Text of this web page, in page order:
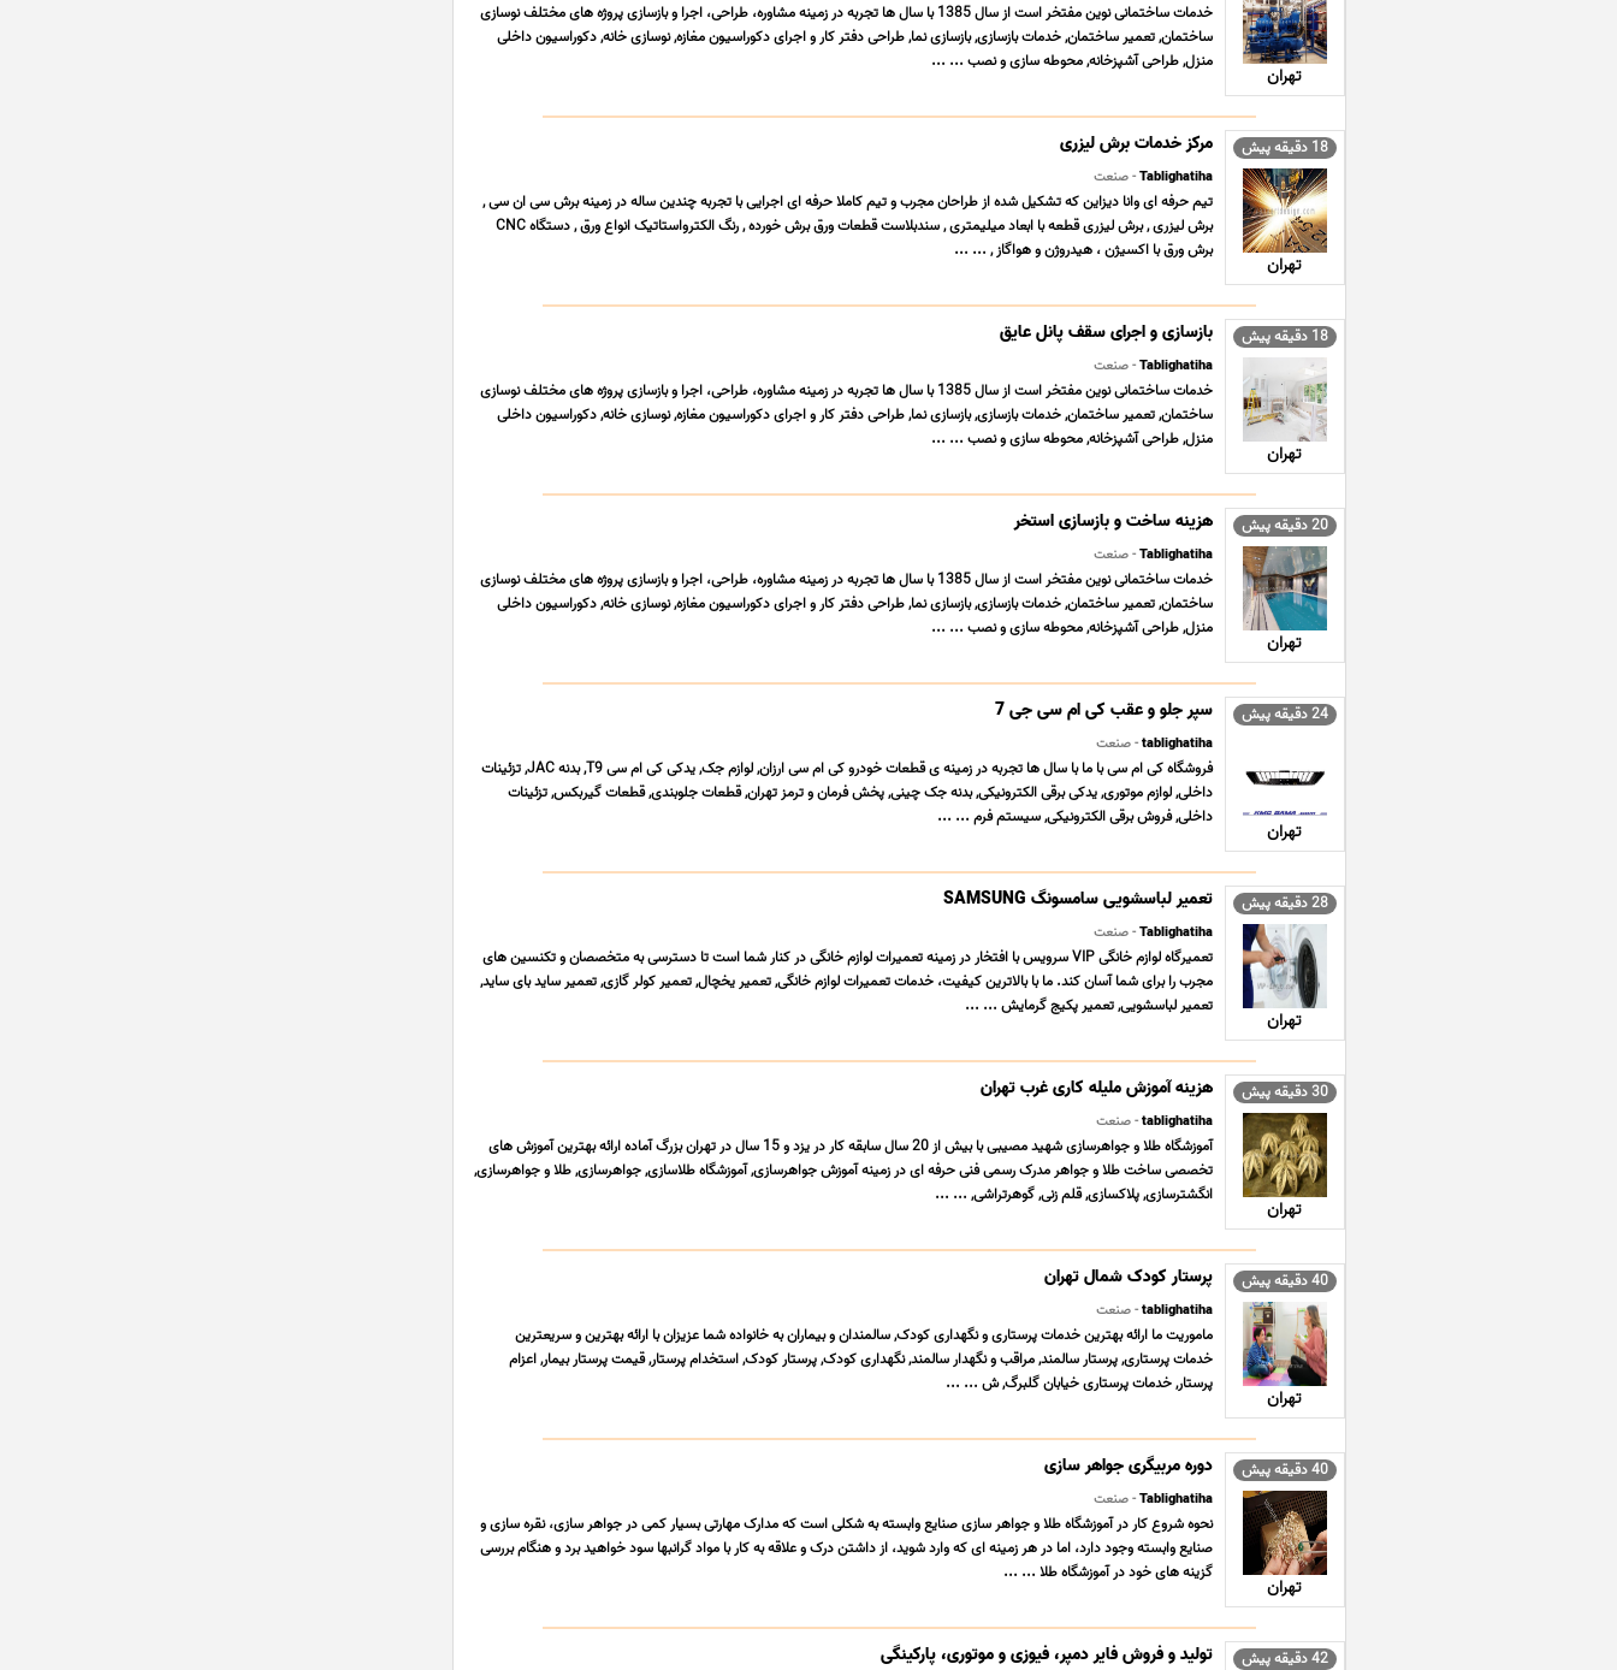
تهران
خدمات ساختمانی نوین مفتخر است از سال 1385 با سال ها تجربه در زمینه مشاوره، طراحی، اجرا و بازسازی پروژه های مختلف نوسازی
ساختمان, تعمیر ساختمان, خدمات بازسازی, بازسازی نما, طراحی دفتر کار و اجرای دکوراسیون مغازه, نوسازی خانه, دکوراسیون داخلی
منزل, طراحی آشپزخانه, محوطه سازی و نصب ... ...
18 دقیقه پیش
تهران
مرکز خدمات برش لیزری
Tablighatiha- صنعت
تیم حرفه ای وانا دیزاین که تشکیل شده از طراحان مجرب و تیم کاملا حرفه ای اجرایی با تجربه چندین ساله در زمینه برش سی ان سی ,
برش لیزری , برش لیزری قطعه با ابعاد میلیمتری , سندبلاست قطعات ورق برش خورده , رنگ الکترواستاتیک انواع ورق , دستگاه CNC
برش ورق با اکسیژن ، هیدروژن و هواگاز , ... ...
18 دقیقه پیش
تهران
بازسازی و اجرای سقف پانل عایق
Tablighatiha- صنعت
خدمات ساختمانی نوین مفتخر است از سال 1385 با سال ها تجربه در زمینه مشاوره، طراحی، اجرا و بازسازی پروژه های مختلف نوسازی
ساختمان, تعمیر ساختمان, خدمات بازسازی, بازسازی نما, طراحی دفتر کار و اجرای دکوراسیون مغازه, نوسازی خانه, دکوراسیون داخلی
منزل, طراحی آشپزخانه, محوطه سازی و نصب ... ...
20 دقیقه پیش
تهران
هزینه ساخت و بازسازی استخر
Tablighatiha- صنعت
خدمات ساختمانی نوین مفتخر است از سال 1385 با سال ها تجربه در زمینه مشاوره، طراحی، اجرا و بازسازی پروژه های مختلف نوسازی
ساختمان, تعمیر ساختمان, خدمات بازسازی, بازسازی نما, طراحی دفتر کار و اجرای دکوراسیون مغازه, نوسازی خانه, دکوراسیون داخلی
منزل, طراحی آشپزخانه, محوطه سازی و نصب ... ...
24 دقیقه پیش
تهران
سپر جلو و عقب کی ام سی جی 7
tablighatiha- صنعت
فروشگاه کی ام سی با ما با سال ها تجربه در زمینه ی قطعات خودرو کی ام سی ارزان, لوازم جک, یدکی کی ام سی T9, بدنه JAC, تزئینات
داخلی, لوازم موتوری, یدکی برقی الکترونیکی, بدنه جک چینی, پخش فرمان و ترمز تهران, قطعات جلوبندی, قطعات گیربکس, تزئینات
داخلی, فروش برقی الکترونیکی, سیستم فرم ... ...
28 دقیقه پیش
تهران
تعمیر لباسشویی سامسونگ SAMSUNG
Tablighatiha- صنعت
تعمیرگاه لوازم خانگی VIP سرویس با افتخار در زمینه تعمیرات لوازم خانگی در کنار شما است تا دسترسی به متخصصان و تکنسین های
مجرب را برای شما آسان کند. ما با بالاترین کیفیت، خدمات تعمیرات لوازم خانگی, تعمیر یخچال, تعمیر کولر گازی, تعمیر ساید بای ساید,
تعمیر لباسشویی, تعمیر پکیج گرمایش ... ...
30 دقیقه پیش
تهران
هزینه آموزش ملیله کاری غرب تهران
tablighatiha- صنعت
آموزشگاه طلا و جواهرسازی شهید مصیبی با بیش از 20 سال سابقه کار در یزد و 15 سال در تهران بزرگ آماده ارائه بهترین آموزش های
تخصصی ساخت طلا و جواهر مدرک رسمی فنی حرفه ای در زمینه آموزش جواهرسازی, آموزشگاه طلاسازی, جواهرسازی, طلا و جواهرسازی,
انگشترسازی, پلاکسازی, قلم زنی, گوهرتراشی, ... ...
40 دقیقه پیش
تهران
پرستار کودک شمال تهران
tablighatiha- صنعت
ماموریت ما ارائه بهترین خدمات پرستاری و نگهداری کودک, سالمندان و بیماران به خانواده شما عزیزان با ارائه بهترین و سریعترین
خدمات پرستاری, پرستار سالمند, مراقب و نگهدار سالمند, نگهداری کودک, پرستار کودک, استخدام پرستار, قیمت پرستار بیمار, اعزام
پرستار, خدمات پرستاری خیابان گلبرگ, ش ... ...
40 دقیقه پیش
تهران
دوره مربیگری جواهر سازی
Tablighatiha- صنعت
نحوه شروع کار در آموزشگاه طلا و جواهر سازی صنایع وابسته به شکلی است که مدارک مهارتی بسیار کمی در جواهر سازی، نقره سازی و
صنایع وابسته وجود دارد، اما در هر زمینه ای که وارد شوید، از داشتن درک و علاقه به کار با مواد گرانبها سود خواهید برد و هنگام بررسی
گزینه های خود در آموزشگاه طلا ... ...
42 دقیقه پیش تولید و فروش فایر دمپر، فیوزی و موتوری، پارکینگی